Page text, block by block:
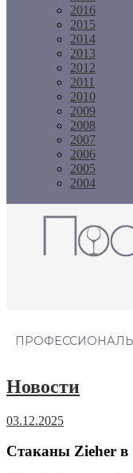
2016
2015
2014
2013
2012
2011
2010
2009
2008
2007
2006
2005
2004
Новости
03.12.2025
Стаканы Zieher